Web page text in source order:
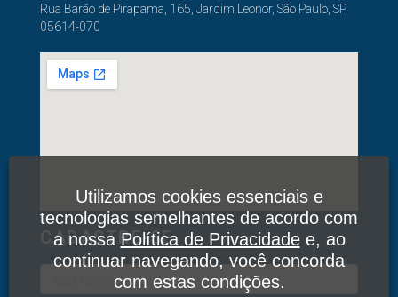
Rua Barão de Pirapama, 165, Jardim Leonor, São Paulo, SP,
05614-070
CADASTRE-SE
Utilizamos cookies essenciais e
tecnologias semelhantes de acordo com
a nossaPolítica de Privacidadee, ao
continuar navegando, você concorda
com estas condições.